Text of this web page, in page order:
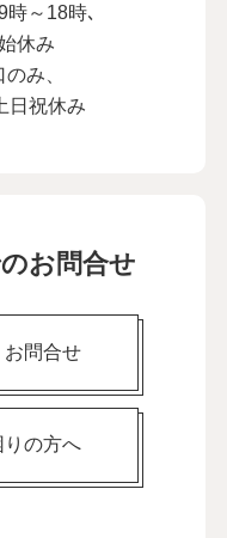
～18時､
休み
み、
日祝休み
お問合せ
お問合せ
の方へ